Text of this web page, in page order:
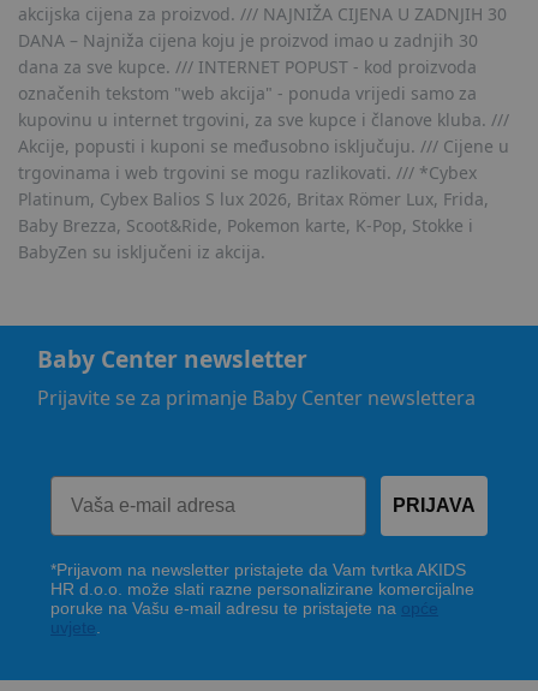
akcijska cijena za proizvod. /// NAJNIŽA CIJENA U ZADNJIH 30
DANA – Najniža cijena koju je proizvod imao u zadnjih 30
dana za sve kupce. /// INTERNET POPUST - kod proizvoda
označenih tekstom "web akcija" - ponuda vrijedi samo za
kupovinu u internet trgovini, za sve kupce i članove kluba. ///
Akcije, popusti i kuponi se međusobno isključuju. /// Cijene u
trgovinama i web trgovini se mogu razlikovati. /// *Cybex
Platinum, Cybex Balios S lux 2026, Britax Römer Lux, Frida,
Baby Brezza, Scoot&Ride, Pokemon karte, K-Pop, Stokke i
BabyZen su isključeni iz akcija.
Baby Center newsletter
Prijavite se za primanje Baby Center newslettera
PRIJAVA
*Prijavom na newsletter pristajete da Vam tvrtka AKIDS
HR d.o.o. može slati razne personalizirane komercijalne
poruke na Vašu e-mail adresu te pristajete na opće
uvjete